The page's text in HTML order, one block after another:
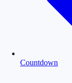
Countdown